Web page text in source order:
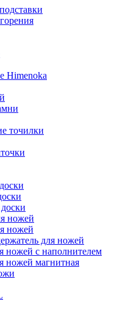
Himenoka
точилки
ножей
ножей
для ножей
ножей с наполнителем
ножей магнитная